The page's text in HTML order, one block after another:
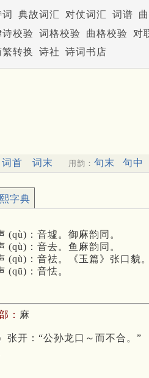
典故词汇 对仗词汇 词谱
诗校验 词格校验 曲格校验 对
繁转换 诗社 诗词书店
词首 词末 用韵： 句末 句中
字典
(qù)：音墟。御麻韵同。
(qù)：音去。鱼麻韵同。
(qù)：音祛。《玉篇》张口貌
(qū)：音怯。
： 麻
张开：“公孙龙口～而不合。”